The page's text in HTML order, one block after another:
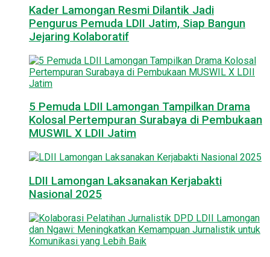
Kader Lamongan Resmi Dilantik Jadi
Pengurus Pemuda LDII Jatim, Siap Bangun
Jejaring Kolaboratif
5 Pemuda LDII Lamongan Tampilkan Drama
Kolosal Pertempuran Surabaya di Pembukaan
MUSWIL X LDII Jatim
LDII Lamongan Laksanakan Kerjabakti
Nasional 2025